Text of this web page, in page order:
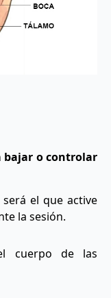
bajar o controlar
el que active
la sesión.
cuerpo de las